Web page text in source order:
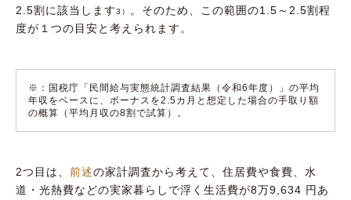
2.5割に該当します3）
。そのため、この範囲の1.5～2.5割程
度が１つの目安と考えられます。
※：国税庁「民間給与実態統計調査結果（令和6年度）」の平均
年収をベースに、ボーナスを2.5カ月と想定した場合の手取り額
の概算（平均月収の8割で試算）。
2つ目は、 前述の家計調査から考えて、住居費や食費、水
道・光熱費などの実家暮らしで浮く生活費が8万9,634 円あ